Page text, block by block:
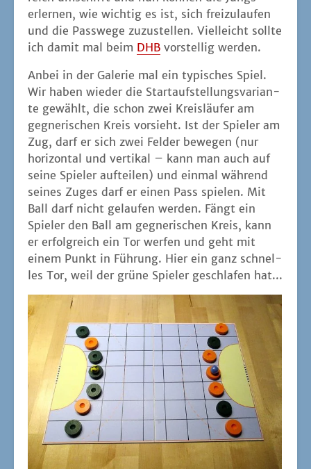
erler­nen, wie wich­tig es ist, sich frei­zu­lau­fen
und die Pass­we­ge zuzu­stel­len. Viel­leicht soll­te
ich damit mal beim DHB vor­stel­lig werden.
Anbei in der Gale­rie mal ein typi­sches Spiel.
Wir haben wie­der die Start­auf­stel­lungs­va­ri­an­
te gewählt, die schon zwei Kreis­läu­fer am
geg­ne­ri­schen Kreis vor­sieht. Ist der Spie­ler am
Zug, darf er sich zwei Fel­der bewe­gen (nur
hori­zon­tal und ver­ti­kal – kann man auch auf
sei­ne Spie­ler auf­tei­len) und ein­mal wäh­rend
sei­nes Zuges darf er einen Pass spie­len. Mit
Ball darf nicht gelau­fen wer­den. Fängt ein
Spie­ler den Ball am geg­ne­ri­schen Kreis, kann
er erfolg­reich ein Tor wer­fen und geht mit
einem Punkt in Füh­rung. Hier ein ganz schnel­
les Tor, weil der grü­ne Spie­ler geschla­fen hat...